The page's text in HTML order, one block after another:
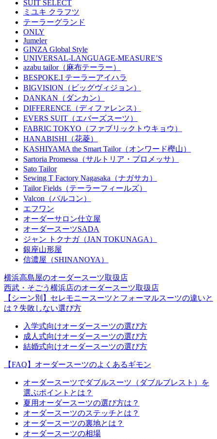
SUIT SELECT
ミユキ クラフツ
テーラーグランド
ONLY
Jumeler
GINZA Global Style
UNIVERSAL-LANGUAGE-MEASURE’S
azabu tailor（麻布テーラー）
BESPOKE.I テーラーアイハラ
BIGVISION（ビッグヴィジョン）
DANKAN（ダンカン）
DIFFERENCE（ディファレンス）
EVERS SUIT（エバーズスーツ）
FABRIC TOKYO（ファブリックトウキョウ）
HANABISHI（花菱）
KASHIYAMA the Smart Tailor（オンワード樫山）
Sartoria Promessa（サルトリア・プロメッサ）
Sato Tailor
Sewing T Factory Nagasaka（ナガサカ）
Tailor Fields（テーラーフィールズ）
Valcon（バルコン）
エフワン
オーダーサロン仕立屋
オーダースーツSADA
ジャン トクナガ（JAN TOKUNAGA）
銀座山形屋
信濃屋（SHINANOYA）
横浜高島屋のオーダースーツ取扱店
西武・そごう横浜店のオーダースーツ取扱店
【シーン別】セレモニースーツとフォーマルスーツの違いと
は？失敗しない選び方
入学式向けオーダースーツの選び方
成人式向けオーダースーツの選び方
結婚式向けオーダースーツの選び方
【FAQ】オーダースーツのよくあるギモン
オーダースーツでダブルスーツ（ダブルブレスト）を
選ぶポイントとは？
夏用オーダースーツの選び方は？
オーダースーツのステッチとは？
オーダースーツの裏地とは？
オーダースーツの相場